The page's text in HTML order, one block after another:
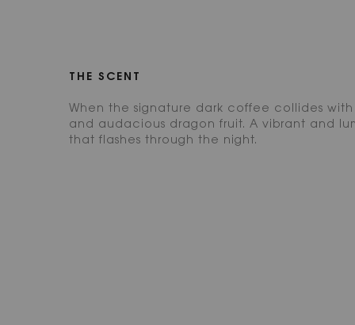
THE SCENT
When the signature dark coffee collides
and audacious dragon fruit. A vibrant and
that flashes through the night.